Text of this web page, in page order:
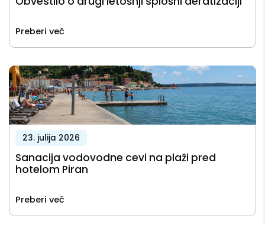
Preberi več
23. julija 2026
Sanacija vodovodne cevi na plaži pred
hotelom Piran
Preberi več